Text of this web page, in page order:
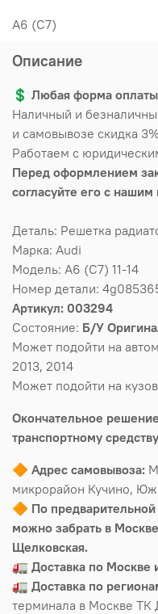
A6 (С7)
Описание
💲 Любая форма оплаты
Наличный и
и самовывозе скидка
Работаем с
Перед оформлением
согласуйте его с
Деталь: Решетка
Марка: Audi
Модель: A6 (C7) 11-14
Номер детали:
Артикул: 003294
Состояние: Б/У
Может подойти на
2013, 2014
Может подойти на
Окончательное
транспортному
🔶 Адрес самовывоза:
микрорайон Кучино,
🔶 По предварительной
можно забрать в
Щелковская.
🚛 Доставка по Москве
🚛 Доставка по
терминала в Москве